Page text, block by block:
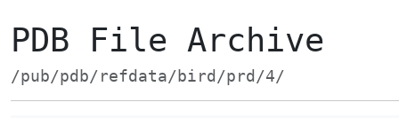
PDB File Archive
/pub/pdb/refdata/bird/prd/4/